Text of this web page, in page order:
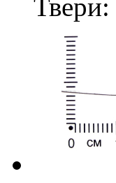
Твери: